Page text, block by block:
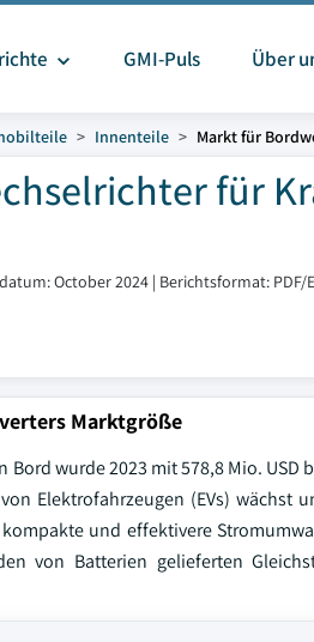
GMI-Puls Über
Innenteile Markt für
für
October 2024 | Berichtsformat:
Marktgröße
wurde 2023 mit 578,8 Mio.
Elektrofahrzeugen (EVs)
und effektivere
von Batterien gelieferten